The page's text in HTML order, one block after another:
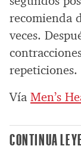
recomienda
veces.
repeticiones.
Vía Men’s
CONTINUA